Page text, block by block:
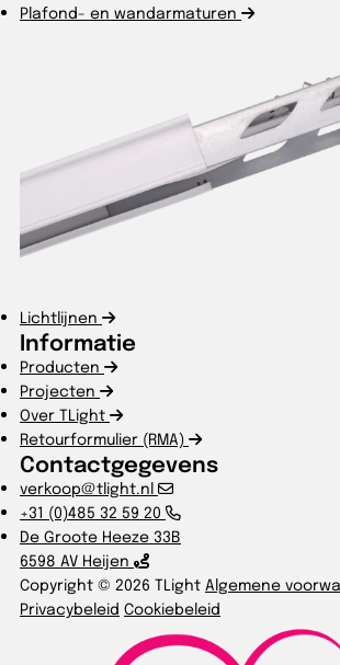
Plafond- en wandarmaturen
Lichtlijnen
Informatie
Producten
Projecten
Over TLight
Retourformulier (RMA)
Contactgegevens
verkoop@tlight.nl
+31 (0)485 32 59 20
De Groote Heeze 33B
6598 AV Heijen
Copyright © 2026 TLight Algemene
Privacybeleid Cookiebeleid